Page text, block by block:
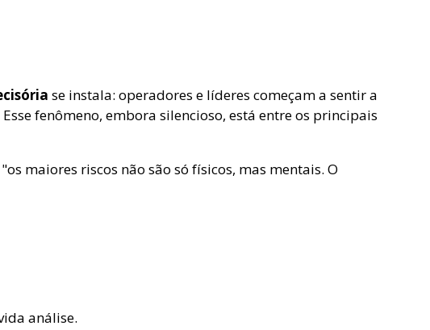
se instala: operadores e líderes começam a sentir a
fenômeno, embora silencioso, está entre os principais
"os maiores riscos não são só físicos, mas mentais. O
análise.